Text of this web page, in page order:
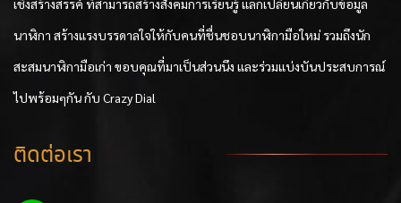
เชิงสร้างสรรค์ ที่สามารถสร้างสังคมการเรียนรู้ แลกเปลี่ยนเกี่ยวกับข้อมูล
นาฬิกา สร้างแรงบรรดาลใจให้กับคนที่ชื่นชอบนาฬิกามือใหม่ รวมถึงนัก
สะสมนาฬิกามือเก่า ขอบคุณที่มาเป็นส่วนนึง และร่วมแบ่งบันประสบการณ์
ไปพร้อมๆกัน กับ Crazy Dial
ติดต่อเรา